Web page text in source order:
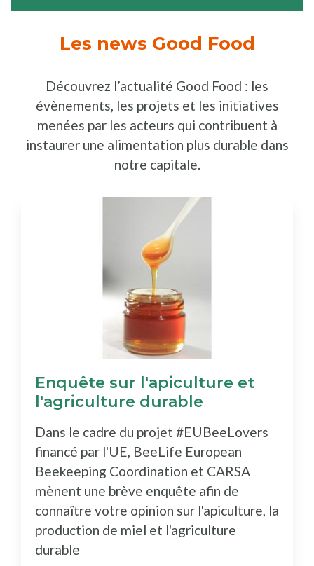
Les news Good Food
Découvrez l’actualité Good Food : les
évènements, les projets et les initiatives
menées par les acteurs qui contribuent à
instaurer une alimentation plus durable dans
notre capitale.
Enquête sur l'apiculture et
l'agriculture durable
Dans le cadre du projet #EUBeeLovers
financé par l'UE, BeeLife European
Beekeeping Coordination et CARSA
mènent une brève enquête afin de
connaître votre opinion sur l'apiculture, la
production de miel et l'agriculture
durable